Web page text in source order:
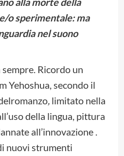
o sperimentale: ma
nel suono
Ricordo un
Yehoshua, secondo il
,limitato nella
della lingua, pittura
all’innovazione .
nuovi strumenti